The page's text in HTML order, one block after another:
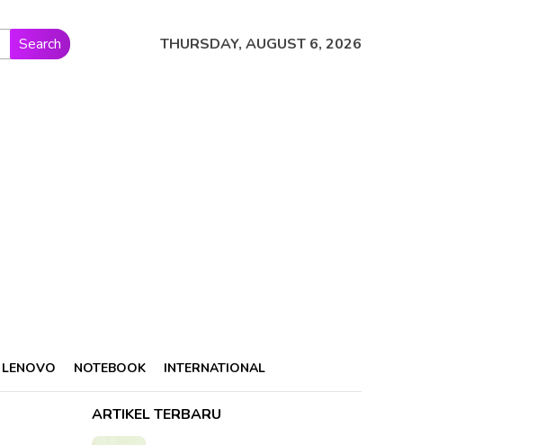
Search THURSDAY, AUGUST 6, 2026
LENOVO NOTEBOOK INTERNATIONAL
ARTIKEL TERBARU